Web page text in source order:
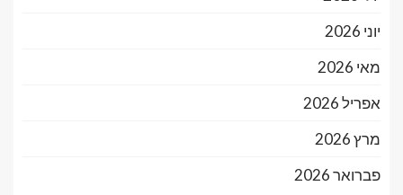
יוני 2026
מאי 2026
אפריל 2026
מרץ 2026
פברואר 2026